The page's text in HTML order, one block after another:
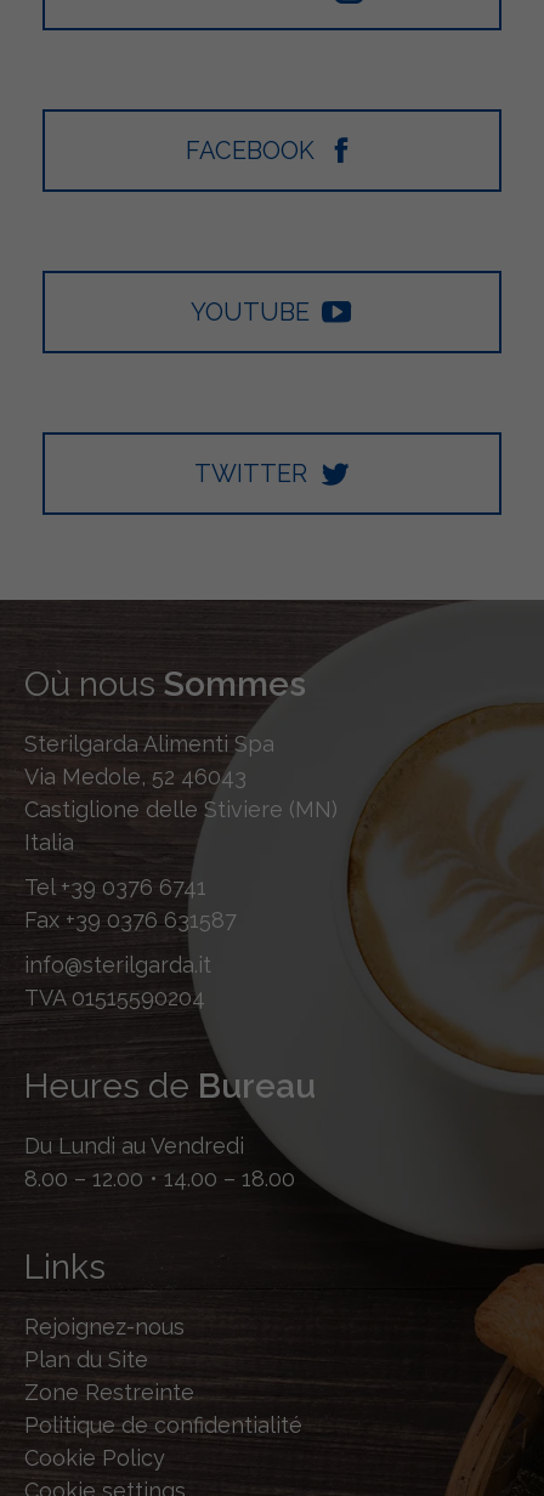
FACEBOOK
YOUTUBE
TWITTER
Où nous Sommes
Sterilgarda Alimenti Spa
Via Medole, 52 46043
Castiglione delle Stiviere (MN)
Italia
Tel +39 0376 6741
Fax +39 0376 631587
info@sterilgarda.it
TVA 01515590204
Heures de Bureau
Du Lundi au Vendredi
8.00 – 12.00 • 14.00 – 18.00
Links
Rejoignez-nous
Plan du Site
Zone Restreinte
Politique de confidentialité
Cookie Policy
Cookie settings